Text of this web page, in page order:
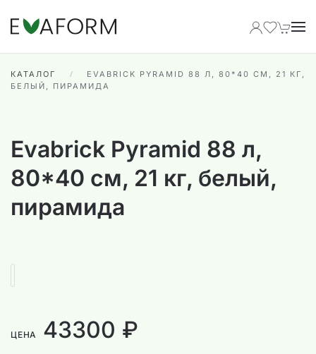
КАТАЛОГ
EVABRICK PYRAMID 88 Л, 80*40 СМ, 21 КГ,
БЕЛЫЙ, ПИРАМИДА
Evabrick Pyramid 88 л,
80*40 см, 21 кг, белый,
пирамида
ЦЕНА 43300 ₽